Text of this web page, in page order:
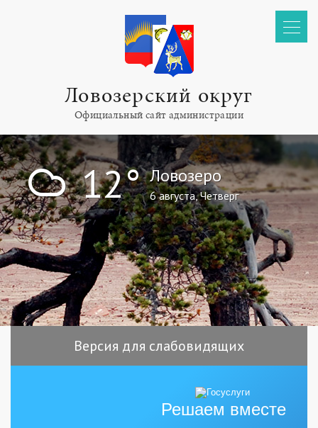
Ловозерский округ
Официальный сайт администрации
! 12° Ловозеро
6 августа, Четверг
Версия для слабовидящих
Решаем вместе